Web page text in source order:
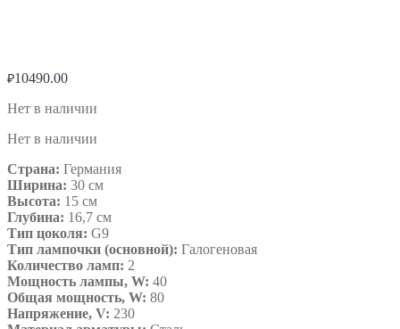
₽10490.00
Нет в наличии
Нет в наличии
Страна: Германия
Ширина: 30 см
Высота: 15 см
Глубина: 16,7 см
Тип цоколя: G9
Тип лампочки (основной): Галогеновая
Количество ламп: 2
Мощность лампы, W: 40
Общая мощность, W: 80
Напряжение, V: 230